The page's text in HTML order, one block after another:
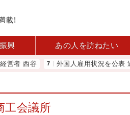
！
興 あの人を訪ねたい
西谷 外国人雇用状況を公表 過去
工会議所